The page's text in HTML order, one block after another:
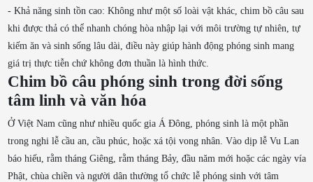
- Khả năng sinh tồn cao: Không như một số loài vật khác, chim bồ câu sau
khi được thả có thể nhanh chóng hòa nhập lại với môi trường tự nhiên, tự
kiếm ăn và sinh sống lâu dài, điều này giúp hành động phóng sinh mang
giá trị thực tiễn chứ không đơn thuần là hình thức.
Chim bồ câu phóng sinh trong đời sống
tâm linh và văn hóa
Ở Việt Nam cũng như nhiều quốc gia Á Đông, phóng sinh là một phần
trong nghi lễ cầu an, cầu phúc, hoặc xá tội vong nhân. Vào dịp lễ Vu Lan
báo hiếu, rằm tháng Giêng, rằm tháng Bảy, đầu năm mới hoặc các ngày vía
Phật, chùa chiền và người dân thường tổ chức lễ phóng sinh với tâm